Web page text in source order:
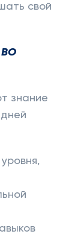
свой
знание